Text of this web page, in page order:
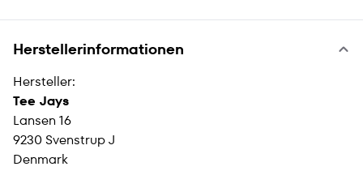
Herstellerinformationen
Hersteller:
Tee Jays
Lansen 16
9230 Svenstrup J
Denmark